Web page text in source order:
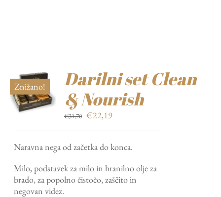
Znižano!
Darilni set Clean
& Nourish
€31,70 Izvirna
bila:
€22,19Trenutna
€22,19.
Naravna nega od začetka do konca.
Milo, podstavek za milo in hranilno olje za
brado, za popolno čistočo, zaščito in
negovan videz.